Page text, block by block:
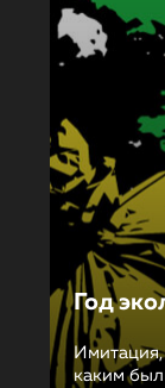
Год
каким был